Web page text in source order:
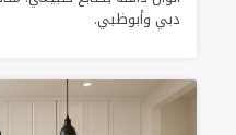
دبي وأبوظبي.